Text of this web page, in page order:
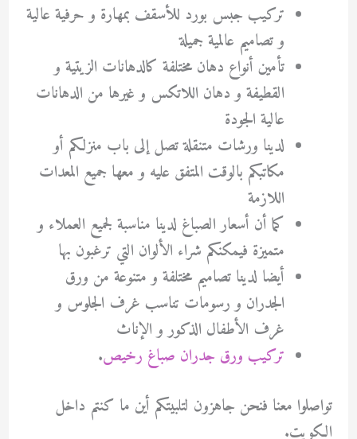
تركيب جبس بورد للأسقف بمهارة و حرفية عالية
و تصاميم عالمية جميلة
تأمين أنواع دهان مختلفة كالدهانات الزيتية و
القطيفة و دهان اللاتكس و غيرها من الدهانات
عالية الجودة
لدينا ورشات متنقلة تصل إلى باب منزلكم أو
مكاتبكم بالوقت المتفق عليه و معها جميع المعدات
اللازمة
كما أن أسعار الصباغ لدينا مناسبة لجميع العملاء و
متميزة فيمكنكم شراء الألوان التي ترغبون بها
أيضا لدينا تصاميم مختلفة و متنوعة من ورق
الجدران و رسومات تناسب غرف الجلوس و
غرف الأطفال الذكور و الإناث
تركيب ورق جدران صباغ رخيص.
تواصلوا معنا فنحن جاهزون لتلبيتكم أين ما كنتم داخل
الكويت.